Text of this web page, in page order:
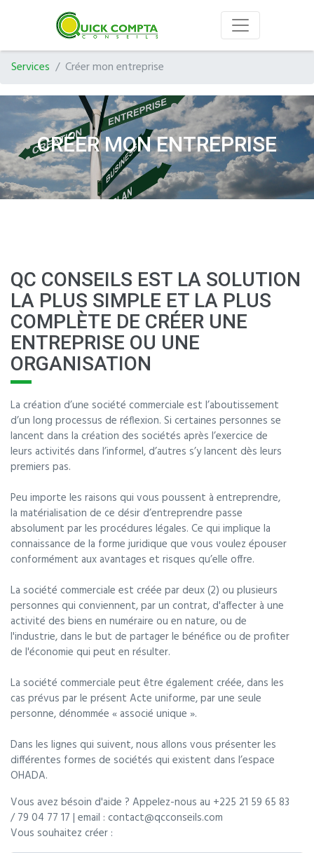
Services Créer mon entreprise
CRÉER MON ENTREPRISE
QC CONSEILS EST LA SOLUTION
LA PLUS SIMPLE ET LA PLUS
COMPLÈTE DE CRÉER UNE
ENTREPRISE OU UNE
ORGANISATION
La création d’une société commerciale est l’aboutissement
d’un long processus de réflexion. Si certaines personnes se
lancent dans la création des sociétés après l’exercice de
leurs activités dans l’informel, d’autres s’y lancent dès leurs
premiers pas.
Peu importe les raisons qui vous poussent à entreprendre,
la matérialisation de ce désir d’entreprendre passe
absolument par les procédures légales. Ce qui implique la
connaissance de la forme juridique que vous voulez épouser
conformément aux avantages et risques qu’elle offre.
La société commerciale est créée par deux (2) ou plusieurs
personnes qui conviennent, par un contrat, d'affecter à une
activité des biens en numéraire ou en nature, ou de
l'industrie, dans le but de partager le bénéfice ou de profiter
de l'économie qui peut en résulter.
La société commerciale peut être également créée, dans les
cas prévus par le présent Acte uniforme, par une seule
personne, dénommée « associé unique ».
Dans les lignes qui suivent, nous allons vous présenter les
différentes formes de sociétés qui existent dans l’espace
OHADA.
Vous avez bésoin d'aide ? Appelez-nous au +225 21 59 65 83
/ 79 04 77 17 | email : contact@qcconseils.com
Vous souhaitez créer :